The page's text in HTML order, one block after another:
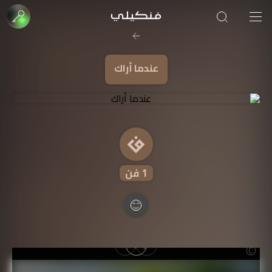
عندما أراك
1فن
صورة الغلاف من فن
SOUFIANE Abid